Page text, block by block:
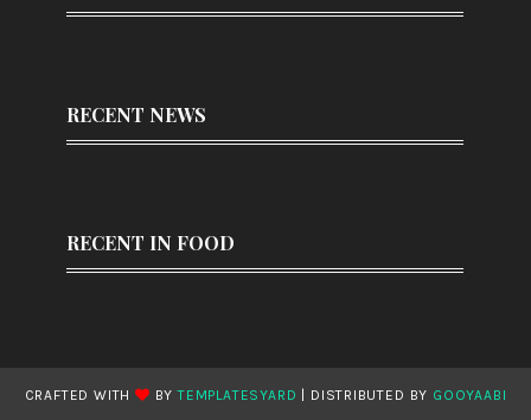
RECENT NEWS
RECENT IN FOOD
CRAFTED WITH BYTEMPLATESYARD | DISTRIBUTED BY GOOYAABI